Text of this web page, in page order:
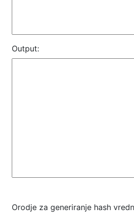
Output:
Orodje za generiranje hash